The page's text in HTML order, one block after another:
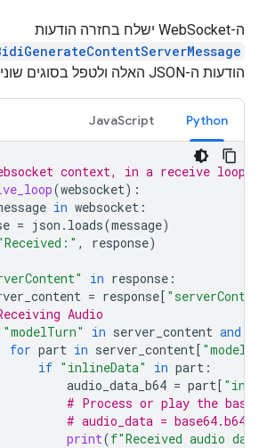
ה-WebSocket ישלח בחזרה הודעות
הודעות ה-JSON האלה ולטפל בסוגים שונים של תוכן.
Python
JavaScript
context, in a receive loop
(websocket):
in websocket :
= json . loads(message)
, response)
in response :
= response[
Audio
"modelTurn" in server_content and
for part in server_content[
if "inlineData" in part :
audio_data_b64 = part[
# Process or play the
# audio_data =
print(f"Received audio